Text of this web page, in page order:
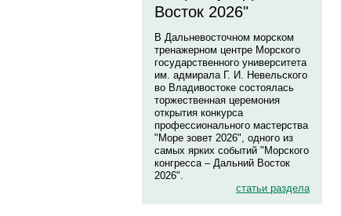
Восток 2026"
В Дальневосточном морском
тренажерном центре Морского
государственного университета
им. адмирала Г. И. Невельского
во Владивостоке состоялась
торжественная церемония
открытия конкурса
профессионального мастерства
"Море зовет 2026", одного из
самых ярких событий "Морского
конгресса – Дальний Восток
2026".
статьи раздела